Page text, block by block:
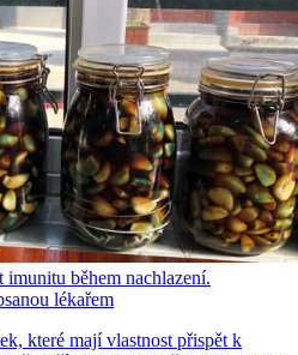
během nachlazení.
lékařem
které mají vlastnost přispět k